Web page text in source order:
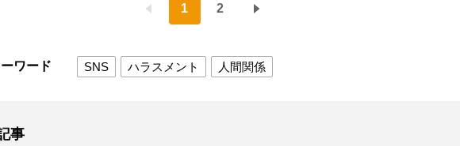
1 2
ワード SNS ハラスメント 人間関係
事